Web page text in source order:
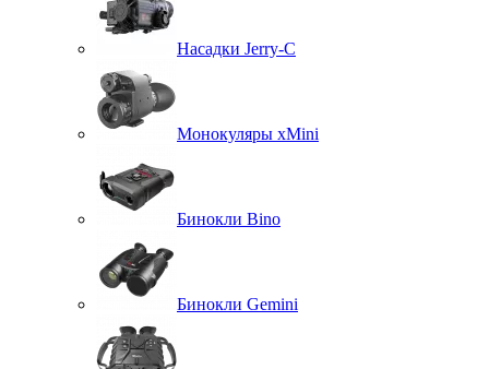
Насадки Jerry-C
Монокуляры xMini
Бинокли Bino
Бинокли Gemini